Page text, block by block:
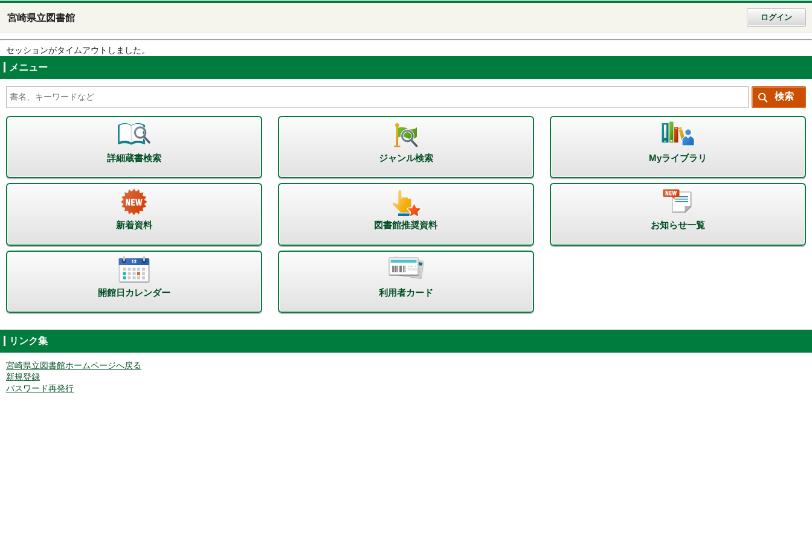
宮崎県立図書館 ログイン
セッションがタイムアウトしました。
メニュー
詳細蔵書検索 ジャンル検索 Myライブラリ
新着資料 図書館推奨資料 お知らせ一覧
開館日カレンダー 利用者カード
リンク集
宮崎県立図書館ホームページへ戻る
新規登録
パスワード再発行